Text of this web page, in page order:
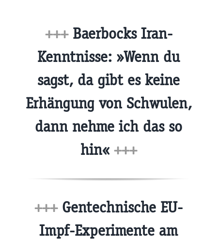
+++Baerbocks Iran-
Kenntnisse: »Wenn du
sagst, da gibt es keine
Erhängung von Schwulen,
dann nehme ich das so
hin« +++
+++Gentechnische EU-
Impf-Experimente am